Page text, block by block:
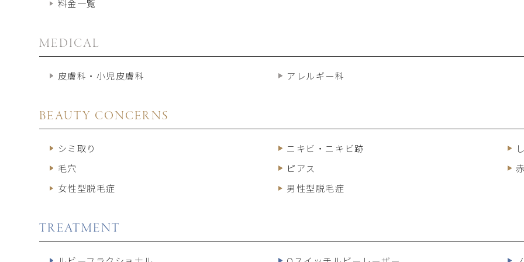
料金一覧
MEDICAL
皮膚科・小児皮膚科 アレルギー科
BEAUTY CONCERNS
シミ取り ニキビ・ニキビ跡
毛穴
ピアス
女性型脱毛症
男性型脱毛症
TREATMENT